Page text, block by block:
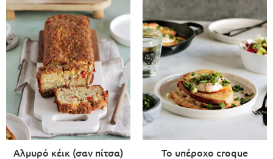
Αλμυρό κέικ (σαν πίτσα)
Το υπέροχο croque